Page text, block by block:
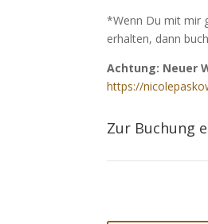
*Wenn Du mit mir
erhalten, dann
Achtung: Neuer
https://
Zur Buchung